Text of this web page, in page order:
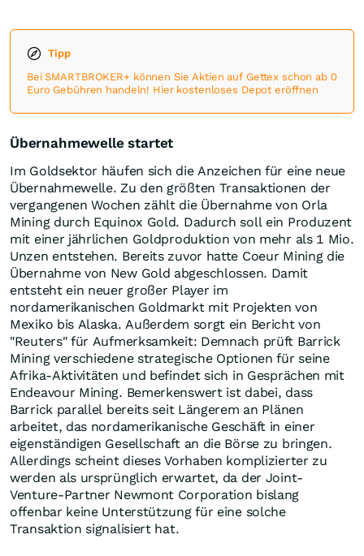
Tipp
Bei SMARTBROKER+ können Sie Aktien auf Gettex schon ab 0
Euro Gebühren handeln! Hier kostenloses Depot eröffnen
Übernahmewelle startet
Im Goldsektor häufen sich die Anzeichen für eine neue
Übernahmewelle. Zu den größten Transaktionen der
vergangenen Wochen zählt die Übernahme von Orla
Mining durch Equinox Gold. Dadurch soll ein Produzent
mit einer jährlichen Goldproduktion von mehr als 1 Mio.
Unzen entstehen. Bereits zuvor hatte Coeur Mining die
Übernahme von New Gold abgeschlossen. Damit
entsteht ein neuer großer Player im
nordamerikanischen Goldmarkt mit Projekten von
Mexiko bis Alaska. Außerdem sorgt ein Bericht von
"Reuters" für Aufmerksamkeit: Demnach prüft Barrick
Mining verschiedene strategische Optionen für seine
Afrika-Aktivitäten und befindet sich in Gesprächen mit
Endeavour Mining. Bemerkenswert ist dabei, dass
Barrick parallel bereits seit Längerem an Plänen
arbeitet, das nordamerikanische Geschäft in einer
eigenständigen Gesellschaft an die Börse zu bringen.
Allerdings scheint dieses Vorhaben komplizierter zu
werden als ursprünglich erwartet, da der Joint-
Venture-Partner Newmont Corporation bislang
offenbar keine Unterstützung für eine solche
Transaktion signalisiert hat.